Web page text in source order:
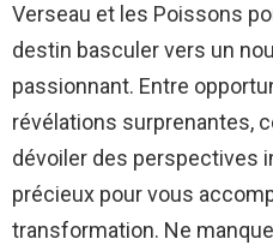
Verseau et les Poissons
destin basculer vers un
passionnant. Entre
révélations surprenantes,
dévoiler des perspectives
précieux pour vous
transformation. Ne